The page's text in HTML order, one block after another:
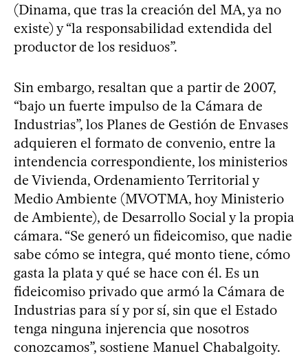
(Dinama, que tras la creación del MA, ya no
existe) y “la responsabilidad extendida del
productor de los residuos”.
Sin embargo, resaltan que a partir de 2007,
“bajo un fuerte impulso de la Cámara de
Industrias”, los Planes de Gestión de Envases
adquieren el formato de convenio, entre la
intendencia correspondiente, los ministerios
de Vivienda, Ordenamiento Territorial y
Medio Ambiente (MVOTMA, hoy Ministerio
de Ambiente), de Desarrollo Social y la propia
cámara. “Se generó un fideicomiso, que nadie
sabe cómo se integra, qué monto tiene, cómo
gasta la plata y qué se hace con él. Es un
fideicomiso privado que armó la Cámara de
Industrias para sí y por sí, sin que el Estado
tenga ninguna injerencia que nosotros
conozcamos”, sostiene Manuel Chabalgoity.